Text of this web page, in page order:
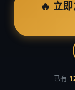
🔥 立
已有